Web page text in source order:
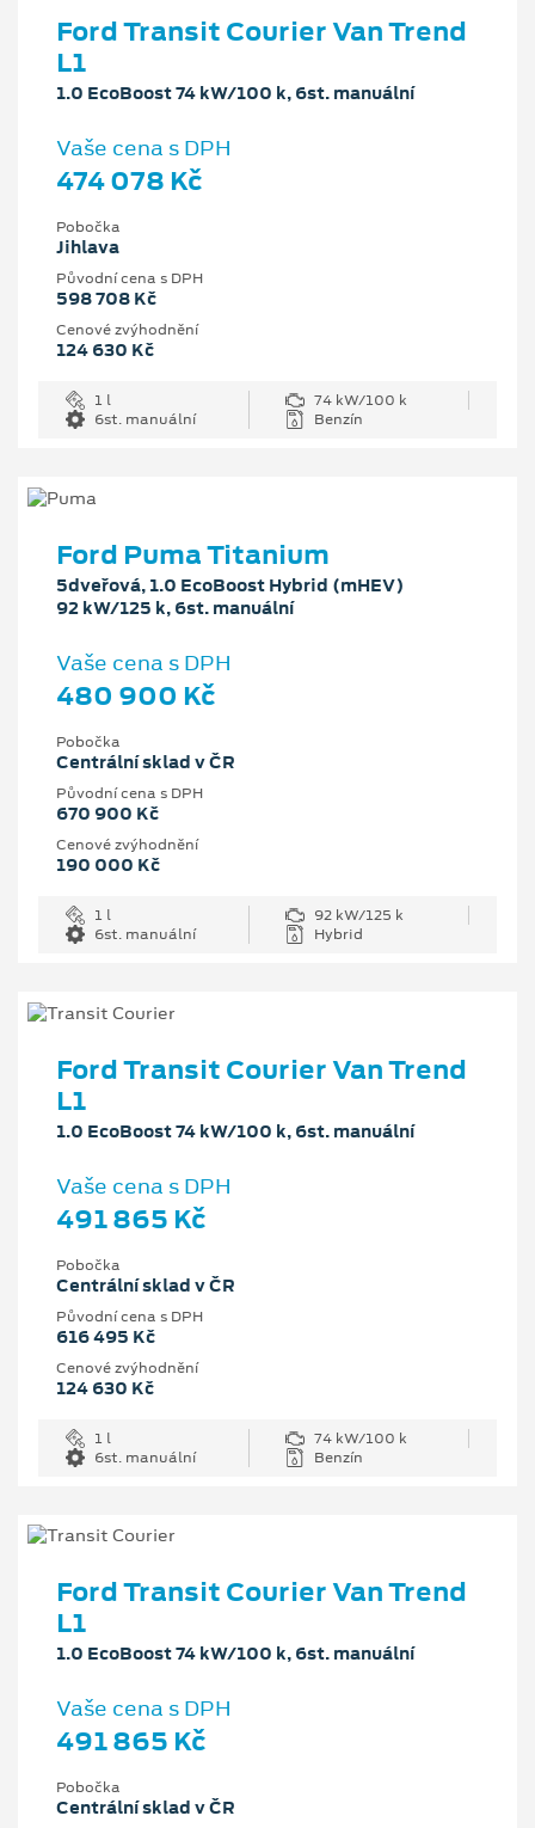
Ford Transit Courier Van Trend
L1
1.0 EcoBoost 74 kW/100 k, 6st. manuální
Vaše cena s DPH
474 078 Kč
Pobočka
Jihlava
Původní cena s DPH
598 708 Kč
Cenové zvýhodnění
124 630 Kč
1 l
74 kW/100 k
6st. manuální
Benzín
Ford Puma Titanium
5dveřová, 1.0 EcoBoost Hybrid (mHEV)
92 kW/125 k, 6st. manuální
Vaše cena s DPH
480 900 Kč
Pobočka
Centrální sklad v ČR
Původní cena s DPH
670 900 Kč
Cenové zvýhodnění
190 000 Kč
1 l
92 kW/125 k
6st. manuální
Hybrid
Ford Transit Courier Van Trend
L1
1.0 EcoBoost 74 kW/100 k, 6st. manuální
Vaše cena s DPH
491 865 Kč
Pobočka
Centrální sklad v ČR
Původní cena s DPH
616 495 Kč
Cenové zvýhodnění
124 630 Kč
1 l
74 kW/100 k
6st. manuální
Benzín
Ford Transit Courier Van Trend
L1
1.0 EcoBoost 74 kW/100 k, 6st. manuální
Vaše cena s DPH
491 865 Kč
Pobočka
Centrální sklad v ČR